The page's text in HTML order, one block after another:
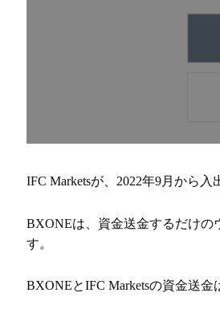
IFC Marketsが、2022年9月から
BXONEは、資金送金するだけの
す。
BXONEとIFC Marketsの資金送金